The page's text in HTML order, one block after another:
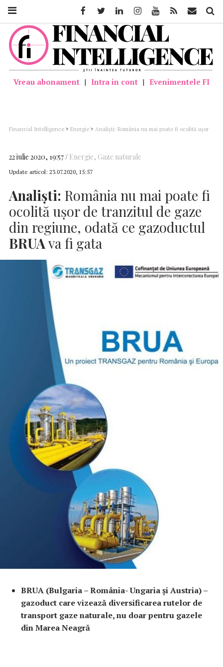
Vreau abonament | Intra in cont | Evenimentele FI
Financial Intelligence > Energie > Analişti: România nu mai poate fi ocolită ușor
22 iulie 2020, 19:57 Energie, Gaze naturale
Update articol: 23.07.2020, 15:57
Analişti: România nu mai poate fi
ocolită ușor de tranzitul de gaze
din regiune, odată ce gazoductul
BRUAva fi gata
BRUA (Bulgaria – România- Ungaria și Austria) –
gazoduct care vizează diversificarea rutelor de
transport gaze naturale, nu doar pentru gazele
din Marea Neagră
FacebookTwitter LinkedinInstagramYoutube Feed Mail